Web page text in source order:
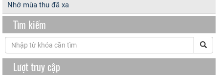
Nhớ mùa thu đã xa
Tìm kiếm
Lượt truy cập